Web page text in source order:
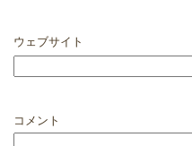
ウェブサイト
コメント